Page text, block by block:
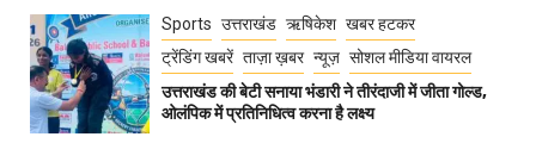
Sports उत्तराखंड ऋषिकेश खबर हटकर
ट्रेंडिंग खबरें ताज़ा ख़बर न्यूज़ सोशल मीडिया वायरल
उत्तराखंड की बेटी सनाया भंडारी ने तीरंदाजी में जीता गोल्ड,
ओलंपिक में प्रतिनिधित्व करना है लक्ष्य